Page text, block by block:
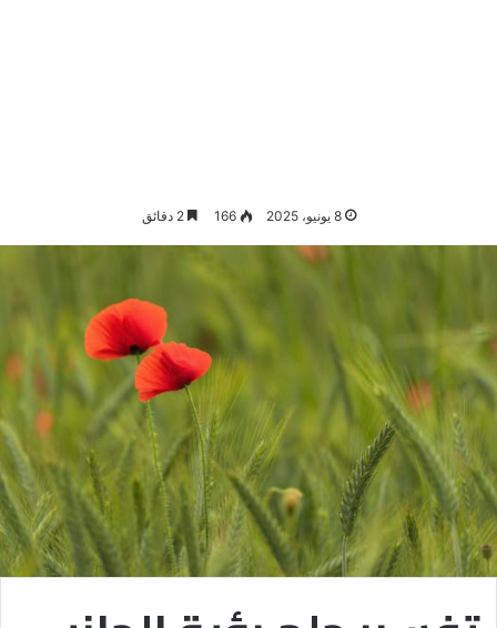
8 يونيو، 2025 166 2 دقائق